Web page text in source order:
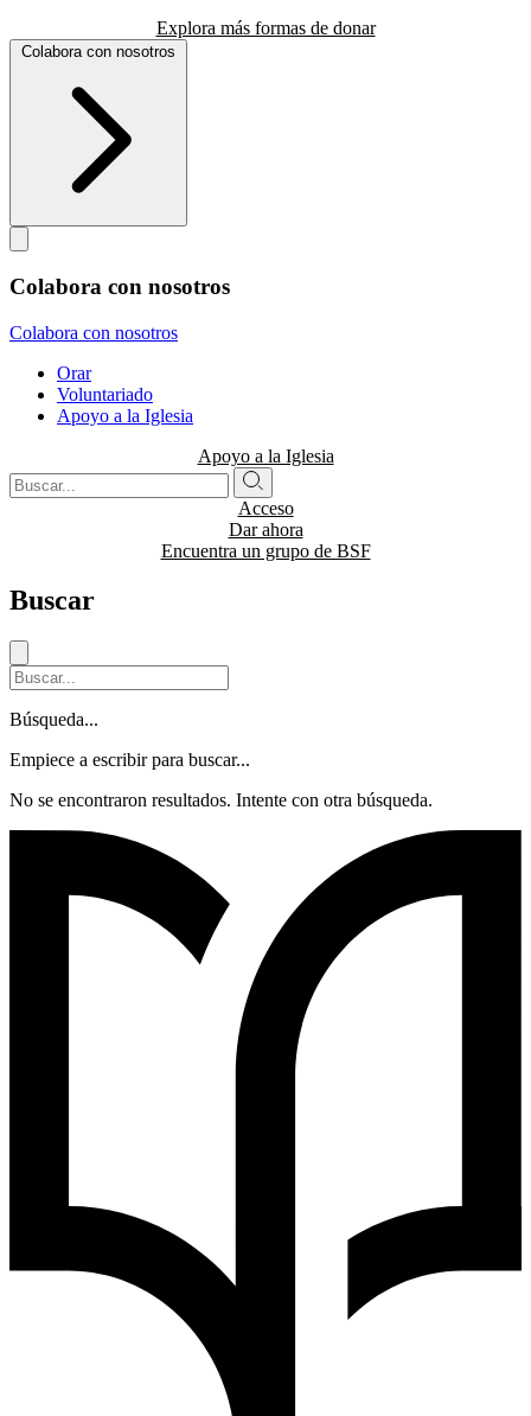
Explora más formas de donar
Colabora con nosotros
Colabora con nosotros
Colabora con nosotros
Orar
Voluntariado
Apoyo a la Iglesia
Apoyo a la Iglesia
Acceso
Dar ahora
Encuentra un grupo de BSF
Buscar
Búsqueda...
Empiece a escribir para buscar...
No se encontraron resultados. Intente con otra búsqueda.